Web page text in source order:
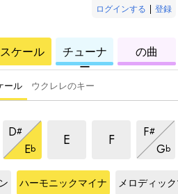
ログインする | 登録
ウ
ク
レ
レ
スケール
ク
レ
レ
チューナ
ー
ク
レ
の曲
ール ウクレレのキー
ール
スケール
ナスケール
ックマイナスケール
D#
ハーモニックマイナスケール
Eb
ハーモニックマイナスケール
E
ハーモニックマイナ
F
ハーモニッ
F#
ハーモ
Gb
ハー
Eb
ハーモニックマイナ
スケール
メロディッ